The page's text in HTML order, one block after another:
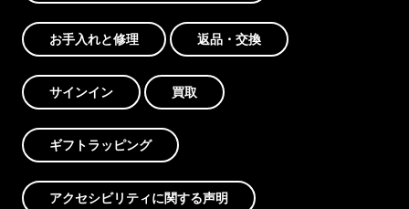
お手入れと修理 返品・交換
サインイン 買取
ギフトラッピング
アクセシビリティに関する声明